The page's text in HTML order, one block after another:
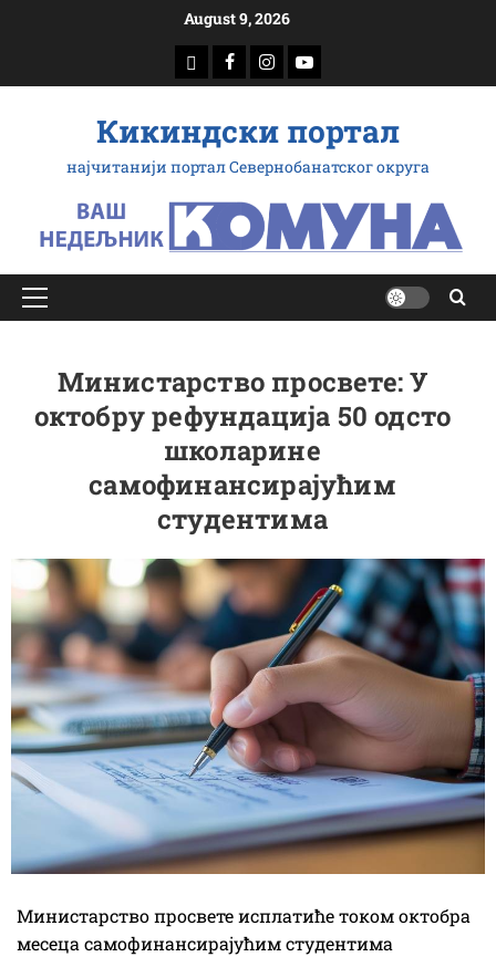
August 9, 2026
доwнлоад
Фацебоок
Инстаграм
Yоутубе
Кикиндски портал
најчитанији портал Севернобанатског округа
Примарy
Министарство просвете: У
октобру рефундација 50 одсто
школарине
самофинансирајућим
студентима
Министарство просвете исплатиће током октобра
месеца самофинансирајућим студентима